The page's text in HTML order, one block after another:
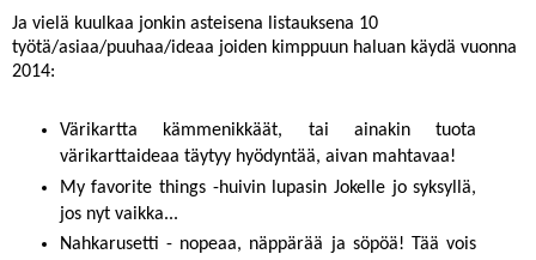
Ja vielä kuulkaa jonkin asteisena listauksena 10
työtä/asiaa/puuhaa/ideaa joiden kimppuun haluan käydä vuonna
2014:
Värikartta kämmenikkäät, tai ainakin tuota
värikarttaideaa täytyy hyödyntää, aivan mahtavaa!
My favorite things-huivin lupasin Jokelle jo syksyllä,
jos nyt vaikka...
Nahkarusetti - nopeaa, näppärää ja söpöä! Tää vois